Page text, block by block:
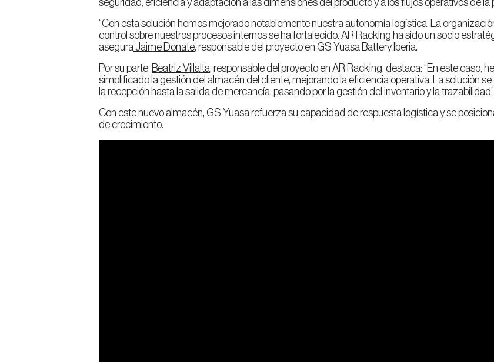
Selecciona tu país
País
seguridad, eficiencia y adaptación a las dimensiones del producto y a los flujos operativos de la
“Con esta solución hemos mejorado notablemente nuestra autonomía logística. La
control sobre nuestros procesos internos se ha fortalecido. AR Racking ha sido un socio
asegura Jaime Donate, responsable del proyecto en GS Yuasa Battery Iberia.
Por su parte, Beatriz Villalta, responsable del proyecto en AR Racking, destaca: “En este caso,
simplificado la gestión del almacén del cliente, mejorando la eficiencia operativa. La solución
la recepción hasta la salida de mercancía, pasando por la gestión del inventario y la
Con este nuevo almacén, GS Yuasa refuerza su capacidad de respuesta logística y se
de crecimiento.